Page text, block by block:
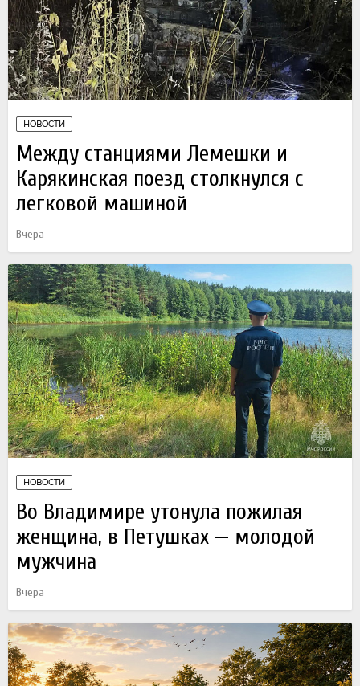
НОВОСТИ
Между станциями Лемешки и
Карякинская поезд столкнулся с
легковой машиной
Вчера
НОВОСТИ
Во Владимире утонула пожилая
женщина, в Петушках — молодой
мужчина
Вчера